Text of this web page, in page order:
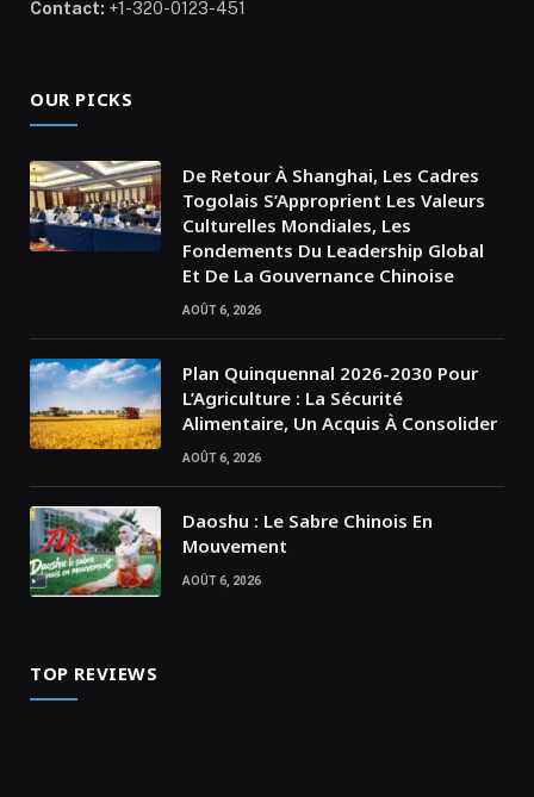
Contact: +1-320-0123-451
OUR PICKS
De Retour À Shanghai, Les Cadres
Togolais S’Approprient Les Valeurs
Culturelles Mondiales, Les
Fondements Du Leadership Global
Et De La Gouvernance Chinoise
AOÛT 6, 2026
Plan Quinquennal 2026-2030 Pour
L’Agriculture : La Sécurité
Alimentaire, Un Acquis À Consolider
AOÛT 6, 2026
Daoshu : Le Sabre Chinois En
Mouvement
AOÛT 6, 2026
TOP REVIEWS